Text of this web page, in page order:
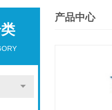
产品中心